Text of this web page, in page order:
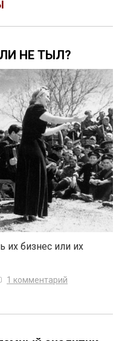
НЕ ТЫЛ?
их бизнес или их
1 комментарий